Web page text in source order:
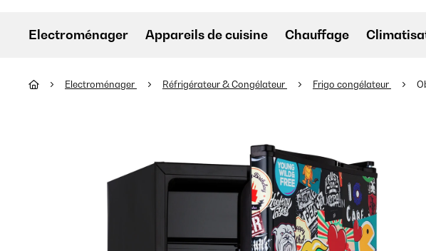
Electroménager Appareils de cuisine Chauffage
Electroménager Réfrigérateur & Congélateur Frigo congélateur